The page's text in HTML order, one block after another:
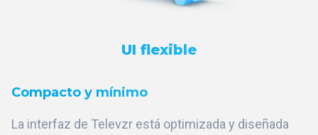
UI flexible
Compacto y mínimo
La interfaz de Televzr está optimizada y diseñada